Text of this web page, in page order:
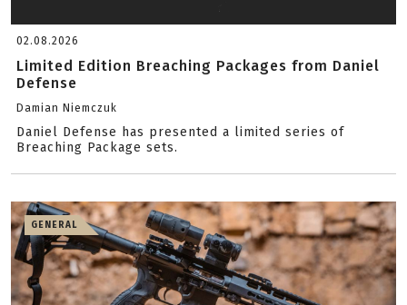
02.08.2026
Limited Edition Breaching Packages from Daniel
Defense
Damian Niemczuk
Daniel Defense has presented a limited series of
Breaching Package sets.
GENERAL